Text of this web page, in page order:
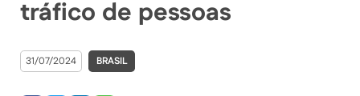
tráfico de pessoas
31/07/2024 BRASIL